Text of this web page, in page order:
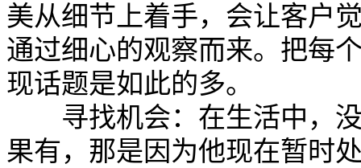
美从细节上着手，会让客户
通过细心的观察而来。把每
现话题是如此的多。
寻找机会：在生活中，没
果有，那是因为他现在暂时